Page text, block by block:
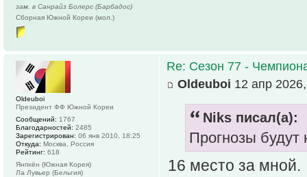
зам. в Санрайз Болерс (Барбадос)
Сборная Южной Кореи (мол.)
Re: Сезон 77 -
Oldeuboi 12 апр
Niks писал(а):
Прогнозы будут
16 место за мной.
Oldeuboi
Президент ФФ Южной Кореи
Сообщений: 1767
Благодарностей: 2485
Зарегистрирован: 06 янв 2010, 18:25
Откуда: Москва, Россия
Рейтинг: 618
Янпхён (Южная Корея)
Ла Лувьер (Бельгия)